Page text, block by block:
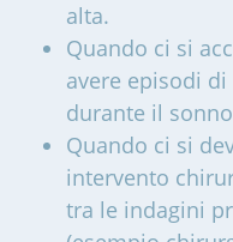
alta.
Quando ci si
avere episodi
durante il
Quando ci si
intervento
tra le indagini